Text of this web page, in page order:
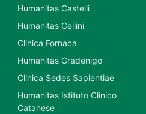
Humanitas Castelli
Humanitas Cellini
Clinica Fornaca
Humanitas Gradenigo
Clinica Sedes Sapientiae
Humanitas Istituto Clinico
Catanese